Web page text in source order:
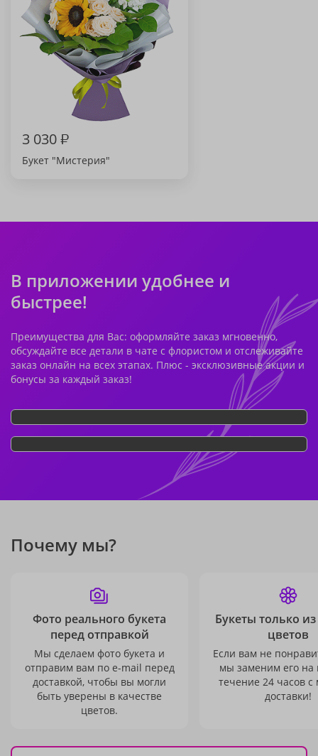
3 030₽
Букет "Мистерия"
В приложении удобнее и
быстрее!
Преимущества для Вас: оформляйте заказ мгновенно,
обсуждайте все детали в чате с флористом и отслеживайте
заказ онлайн на всех этапах. Плюс - эксклюзивные акции и
бонусы за каждый заказ!
Почему мы?
Фото реального букета
перед отправкой
Мы сделаем фото букета и
отправим вам по e-mail перед
доставкой, чтобы вы могли
быть уверены в качестве
цветов.
Букеты только
цветов
Если вам не
мы заменим его на
течение 24 часов с
доставки!